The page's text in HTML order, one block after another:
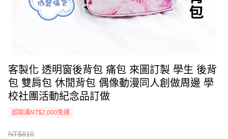
客製化 透明窗後背包 痛包 來圖訂製 學生 後背
包 雙肩包 休閒背包 偶像動漫同人創做周邊 學
校社團活動紀念品訂做
超取滿NT$2,000免運
NT$810